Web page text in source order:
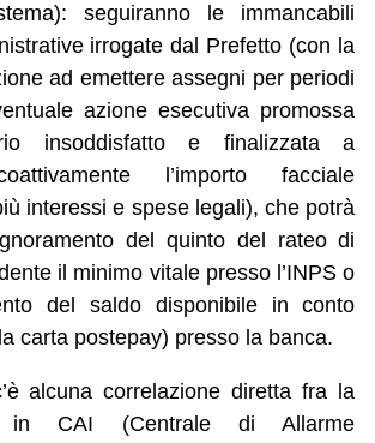
seguiranno le immancabili
irrogate dal Prefetto (con la
ad emettere assegni per periodi
azione esecutiva promossa
insoddisfatto e finalizzata a
l’importo facciale
interessi e spese legali), che potrà
del quinto del rateo di
il minimo vitale presso l’INPS o
del saldo disponibile in conto
carta postepay) presso la banca.
alcuna correlazione diretta fra la
in CAI (Centrale di Allarme